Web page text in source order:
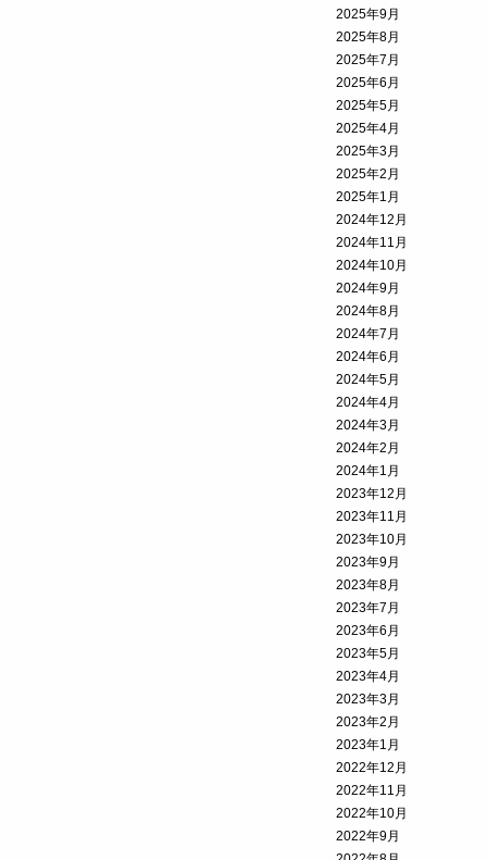
2025年9月
2025年8月
2025年7月
2025年6月
2025年5月
2025年4月
2025年3月
2025年2月
2025年1月
2024年12月
2024年11月
2024年10月
2024年9月
2024年8月
2024年7月
2024年6月
2024年5月
2024年4月
2024年3月
2024年2月
2024年1月
2023年12月
2023年11月
2023年10月
2023年9月
2023年8月
2023年7月
2023年6月
2023年5月
2023年4月
2023年3月
2023年2月
2023年1月
2022年12月
2022年11月
2022年10月
2022年9月